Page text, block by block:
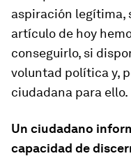
aspiración legítima,
artículo de hoy
conseguirlo, si
voluntad política y,
ciudadana para ello.
Un ciudadano
capacidad de